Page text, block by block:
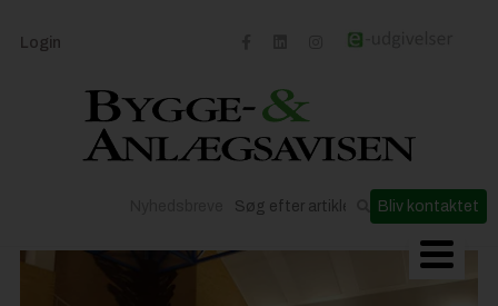
Login
Bliv kontaktet